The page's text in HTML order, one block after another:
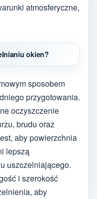
atmosferyczne,
okien?
sposobem
przygotowania.
oczyszczenie
brudu oraz
aby powierzchnia
lepszą
uszczelniającego.
i szerokość
aby